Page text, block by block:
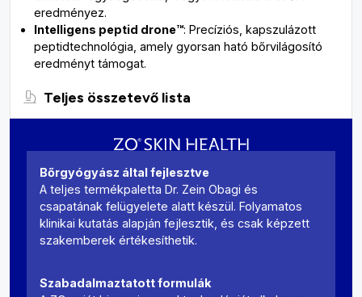
eredményez.
Intelligens peptid drone™: Precíziós, kapszulázott
peptidtechnológia, amely gyorsan ható bőrvilágosító
eredményt támogat.
Teljes összetevő lista
Bőrgyógyász által fejlesztve
A teljes termékpaletta Dr. Zein Obagi és
csapatának felügyelete alatt készül. Folyamatos
klinikai kutatás alapján fejlesztik, és csak képzett
szakemberek értékesíthetik.
Szabadalmaztatott formulák